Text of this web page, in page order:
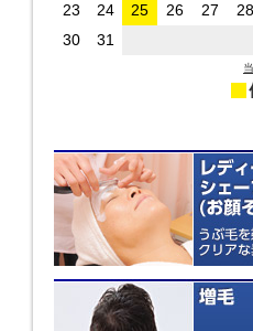
23
24 25 26 27 28
30
31